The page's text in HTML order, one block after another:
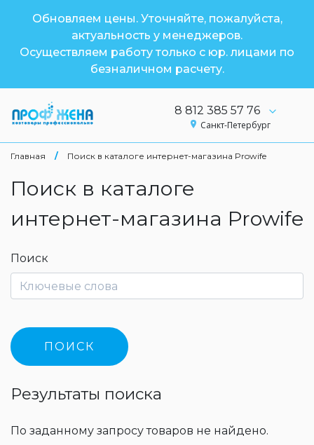
Обновляем цены. Уточняйте, пожалуйста,
актуальность у менеджеров.
Осуществляем работу только с юр. лицами по
безналичном расчету.
8 812 385 57 76
Санкт-Петербург
Главная / Поиск в каталоге интернет-магазина Prowife
Поиск в каталоге
интернет-магазина Prowife
Поиск
Результаты поиска
По заданному запросу товаров не найдено.